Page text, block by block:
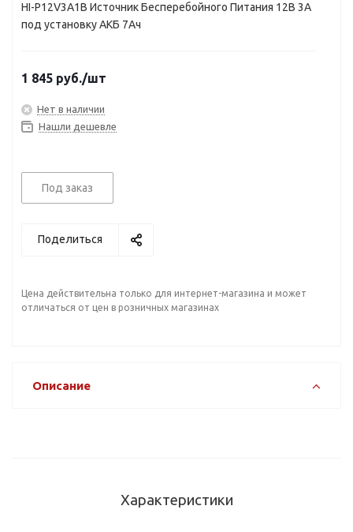
HI-P12V3A1B Источник Бесперебойного Питания 12В 3А
под установку АКБ 7Ач
1 845 руб./шт
Нет в наличии
Нашли дешевле
Под заказ
Поделиться
Цена действительна только для интернет-магазина и может
отличаться от цен в розничных магазинах
Описание
Характеристики